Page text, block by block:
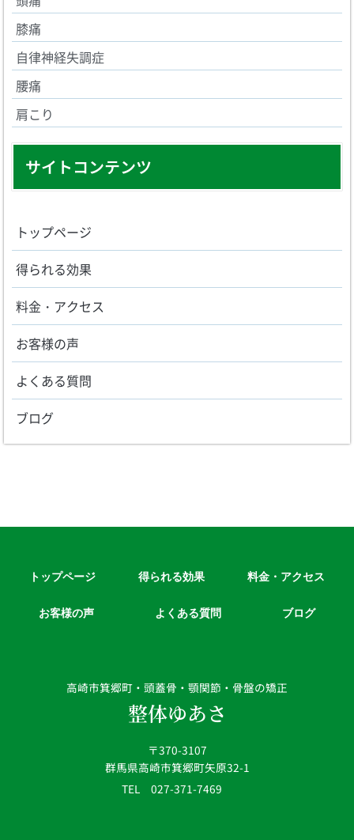
膝痛
自律神経失調症
腰痛
肩こり
サイトコンテンツ
トップページ
得られる効果
料金・アクセス
お客様の声
よくある質問
ブログ
高崎市箕郷町・頭蓋骨・顎関節・骨盤の矯正
整体ゆあさ
〒370-3107
群馬県高崎市箕郷町矢原32-1
TEL 027-371-7469
トップページ 得られる効果 料金・アクセス
お客様の声 よくある質問 ブログ